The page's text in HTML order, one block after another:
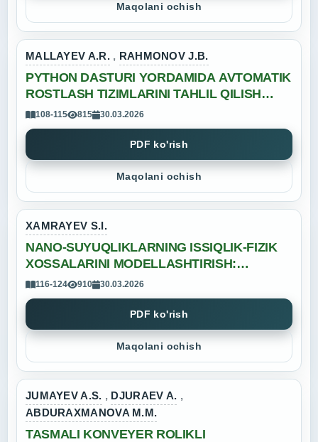
Maqolani ochish
MALLAYEV A.R. , RAHMONOV J.B.
PYTHON DASTURI YORDAMIDA AVTOMATIK
ROSTLASH TIZIMLARINI TAHLIL QILISH
USULLARI
108-115 815 30.03.2026
PDF ko'rish
Maqolani ochish
XAMRAYEV S.I.
NANO-SUYUQLIKLARNING ISSIQLIK-FIZIK
XOSSALARINI MODELLASHTIRISH:
VISKOZITET, ISSIQLIK O‘TKAZUVCHANLIK
VA KONVEKTIV ISSIQLIK ALMASHUV
116-124 910 30.03.2026
PDF ko'rish
Maqolani ochish
JUMAYEV A.S. , DJURAEV A. ,
ABDURAXMANOVA M.M.
TASMALI KONVEYER ROLIKLI